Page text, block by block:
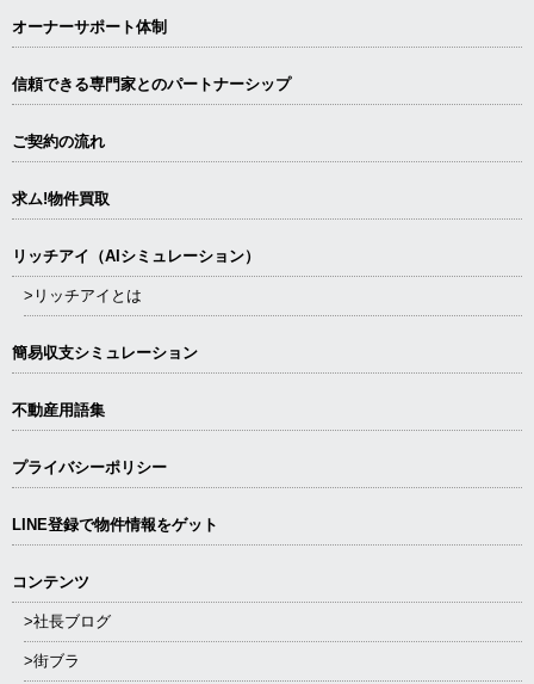
オーナーサポート体制
信頼できる専⾨家とのパートナーシップ
ご契約の流れ
求ム!物件買取
リッチアイ（AIシミュレーション）
>リッチアイとは
簡易収支シミュレーション
不動産用語集
プライバシーポリシー
LINE登録で物件情報をゲット
コンテンツ
>社長ブログ
>街ブラ